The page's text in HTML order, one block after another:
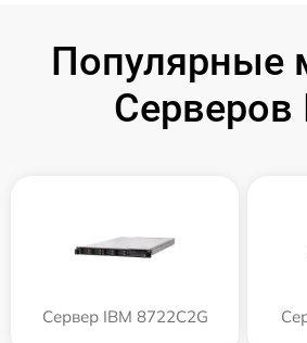
Популярные
Серверов
Сервер IBM 8722C2G